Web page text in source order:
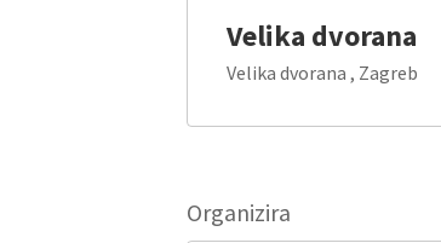
Velika dvorana
Velika dvorana , Zagreb
Organizira